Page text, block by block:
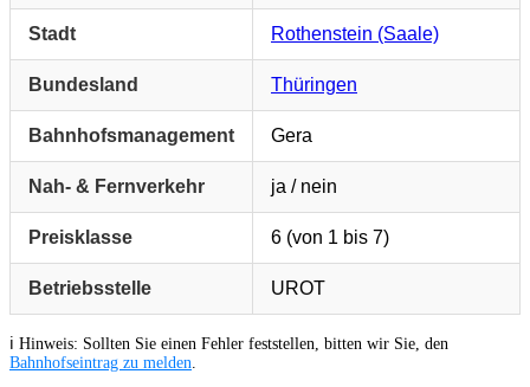
Stadt Rothenstein (Saale)
Bundesland Thüringen
Bahnhofsmanagement Gera
Nah- & Fernverkehr ja / nein
Preisklasse 6 (von 1 bis 7)
Betriebsstelle UROT
ℹ️ Hinweis: Sollten Sie einen Fehler feststellen, bitten wir Sie, den
Bahnhofseintrag zu melden